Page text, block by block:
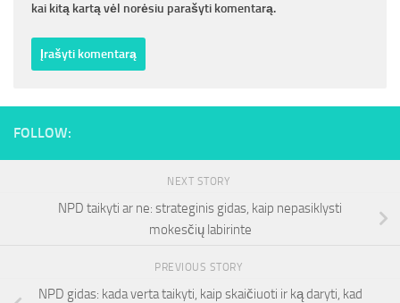
kai kitą kartą vėl norėsiu parašyti komentarą.
FOLLOW:
NEXT STORY
NPD taikyti ar ne: strateginis gidas, kaip nepasiklysti
mokesčių labirinte
PREVIOUS STORY
NPD gidas: kada verta taikyti, kaip skaičiuoti ir ką daryti, kad